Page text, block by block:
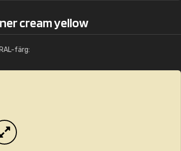
cream yellow
färg:
Info / beställning